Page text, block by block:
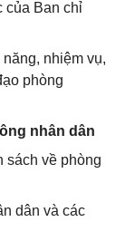
của Ban chỉ
nhiệm vụ,
phòng
nhân dân
sách về phòng
dân và các